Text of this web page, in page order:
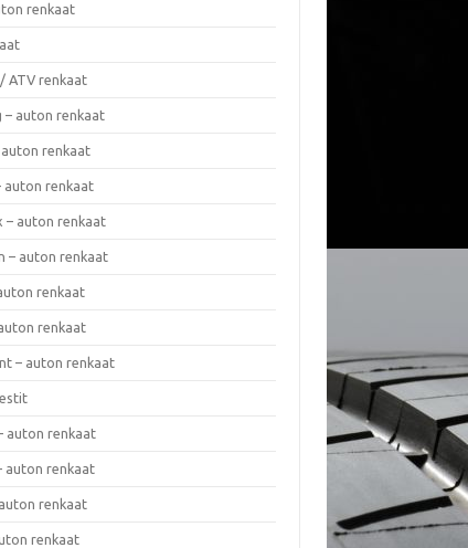
renkaat
ATV renkaat
– auton renkaat
auton renkaat
auton renkaat
– auton renkaat
– auton renkaat
renkaat
renkaat
– auton renkaat
auton renkaat
auton renkaat
renkaat
renkaat